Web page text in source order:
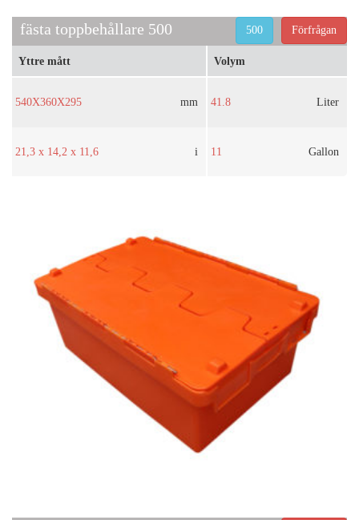
fästa toppbehållare 500 Förfrågan
500
Yttre mått
540X360X295 mm
21,3 x 14,2 x 11,6 i
Volym
41.8 Liter
11 Gallon